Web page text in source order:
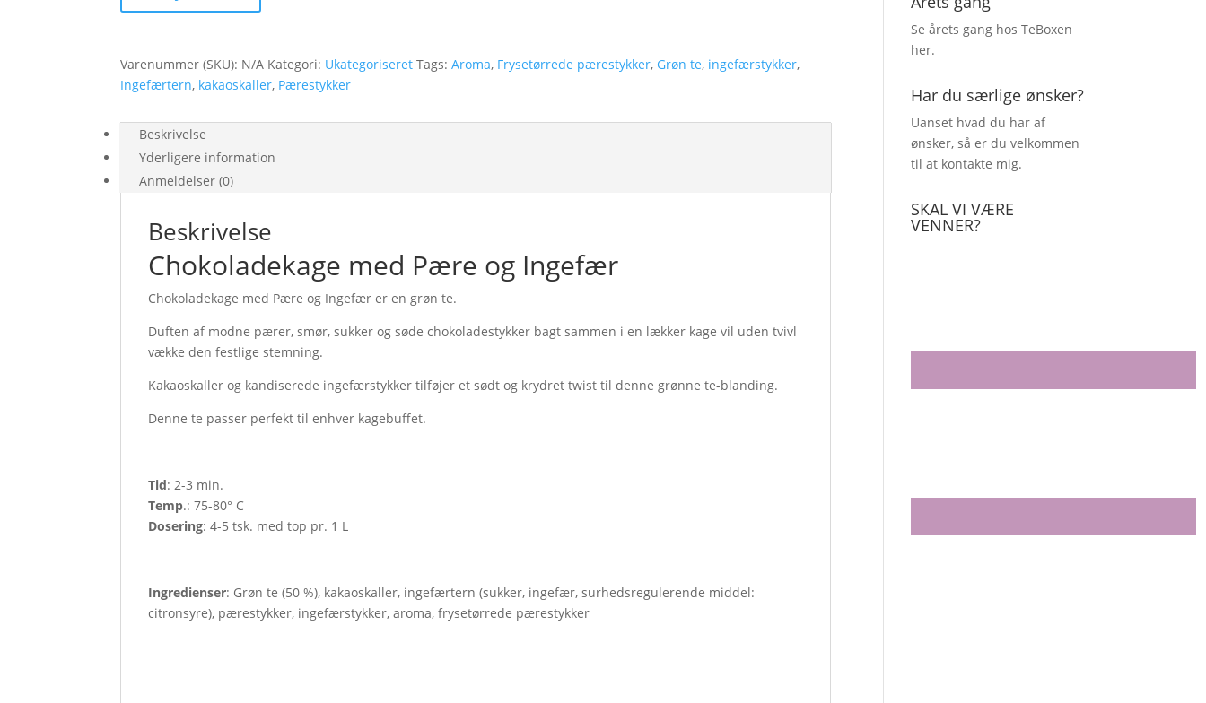
Ingefær
Varenummer (SKU): N/A Kategori: Ukategoriseret Tags:Aroma, Frysetørrede pærestykker, Grøn te, ingefærstykker,
Ingefærtern, kakaoskaller, Pærestykker
Beskrivelse
Yderligere information
Anmeldelser (0)
Beskrivelse
Chokoladekage med Pære og Ingefær
Chokoladekage med Pære og Ingefær er en grøn te.
Duften af modne pærer, smør, sukker og søde chokoladestykker bagt sammen i en lækker kage vil uden tvivl
vække den festlige stemning.
Kakaoskaller og kandiserede ingefærstykker tilføjer et sødt og krydret twist til denne grønne te-blanding.
Denne te passer perfekt til enhver kagebuffet.
Tid: 2-3 min.
Temp.: 75-80° C
Dosering: 4-5 tsk. med top pr. 1 L
Ingredienser: Grøn te (50 %), kakaoskaller, ingefærtern (sukker, ingefær, surhedsregulerende middel:
citronsyre), pærestykker, ingefærstykker, aroma, frysetørrede pærestykker
Se årets gang hos TeBoxen
her.
Har du særlige ønsker?
Uanset hvad du har af
ønsker, så er du velkommen
til at kontakte mig.
SKAL VI VÆRE
VENNER?